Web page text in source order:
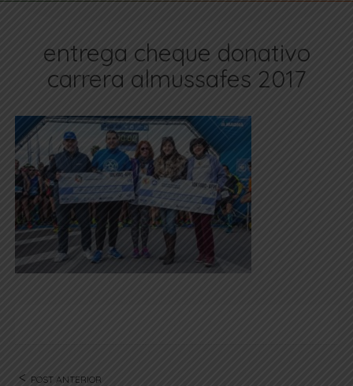
entrega cheque donativo
carrera almussafes 2017
POST ANTERIOR